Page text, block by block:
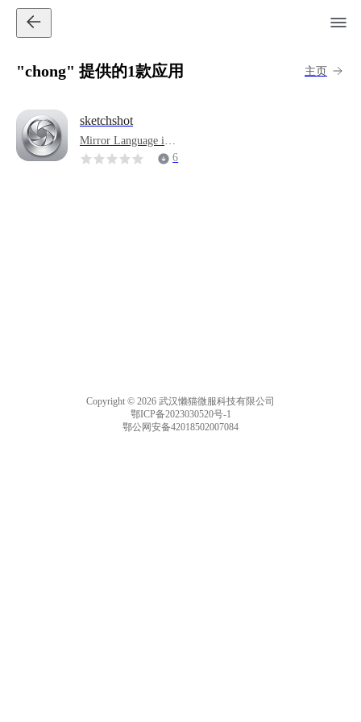
"chong" 提供的1款应用 主页
sketchshot
Mirror Language is a
workbench for AI len
6
Copyright © 2026 武汉懒猫微服科技有限公司
鄂ICP备2023030520号-1
鄂公网安备42018502007084